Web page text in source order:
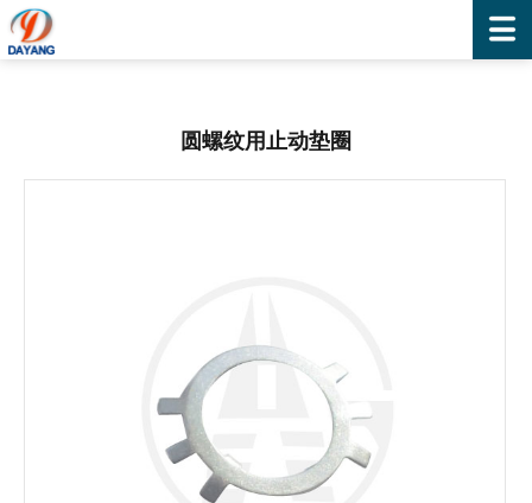
圆螺纹用止动垫圈